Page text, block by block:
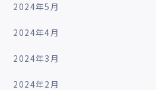
2024年5月
2024年4月
2024年3月
2024年2月